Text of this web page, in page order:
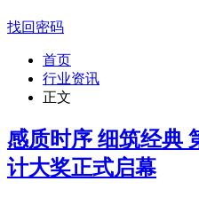
找回密码
首页
行业资讯
正文
感质时序 细筑经典
计大奖正式启幕